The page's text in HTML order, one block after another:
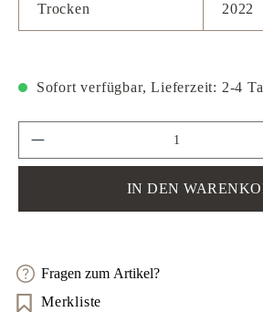
Trocken
2022
Sofort verfügbar, Lieferzeit: 2-4
Produkt Anzahl: Gib den
IN DEN
Fragen zum Artikel?
Merkliste